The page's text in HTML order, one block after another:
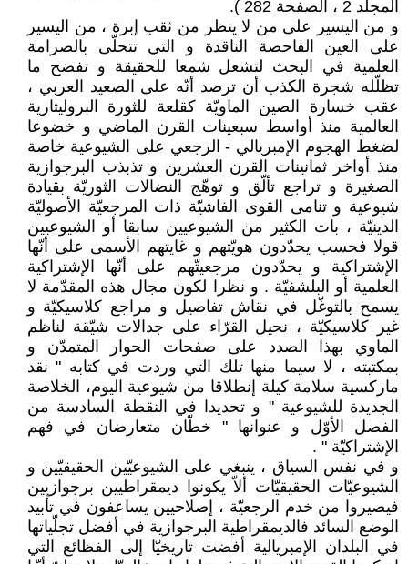
المجلّد 2 ، الصفحة 282 ).
و من اليسير على من لا ينظر من ثقب إبرة ، من اليسير
على العين الفاحصة الناقدة و التي تتحلّى بالصرامة
العلمية في البحث لتشعل شمعا للحقيقة و تفضح ما
تظلّله شجرة الكذب أن ترصد أنّه على الصعيد العربي ،
عقب خسارة الصين الماويّة كقلعة للثورة البروليتارية
العالمية منذ أواسط سبعينات القرن الماضي و خضوعا
لضغط الهجوم الإمبريالي - الرجعي على الشيوعية خاصة
منذ أواخر ثمانينات القرن العشرين و تذبذب البرجوازية
الصغيرة و تراجع تألّق و توهّج النضالات الثوريّة بقيادة
شيوعية و تنامى القوى الفاشيّة ذات المرجعيّة الأصوليّة
الدينيّة ، بات الكثير من الشيوعيين سابقا أو الشيوعيين
قولا فحسب يحدّدون هويّتهم و غايتهم الأسمى على أنّها
الإشتراكية و يحدّدون مرجعيتّهم على أنّها الإشتراكية
العلمية أو البلشفيّة . و نظرا لكون مجال هذه المقدّمة لا
يسمح بالتوغّل في نقاش تفاصيل و مراجع كلاسيكيّة و
غير كلاسيكيّة ، نحيل القرّاء على جدالات شيّقة لناظم
الماوي بهذا الصدد على صفحات الحوار المتمدّن و
بمكتبته ، لا سيما منها تلك التي وردت في كتابه " نقد
ماركسية سلامة كيلة إنطلاقا من شيوعية اليوم، الخلاصة
الجديدة للشيوعية " و تحديدا في النقطة السادسة من
الفصل الأوّل و عنوانها " خطّان متعارضان في فهم
الإشتراكيّة " .
و في نفس السياق ، ينبغي على الشيوعيّين الحقيقيّين و
الشيوعيّات الحقيقيّات ألاّ يكونوا ديمقراطيين برجوازيين
فيصيروا من خدم الرجعيّة ، إصلاحيين يساعفون في تأبيد
الوضع السائد فالديمقراطية البرجوازية في أفضل تجلّياتها
في البلدان الإمبريالية أفضت تاريخيّا إلى الفظائع التي